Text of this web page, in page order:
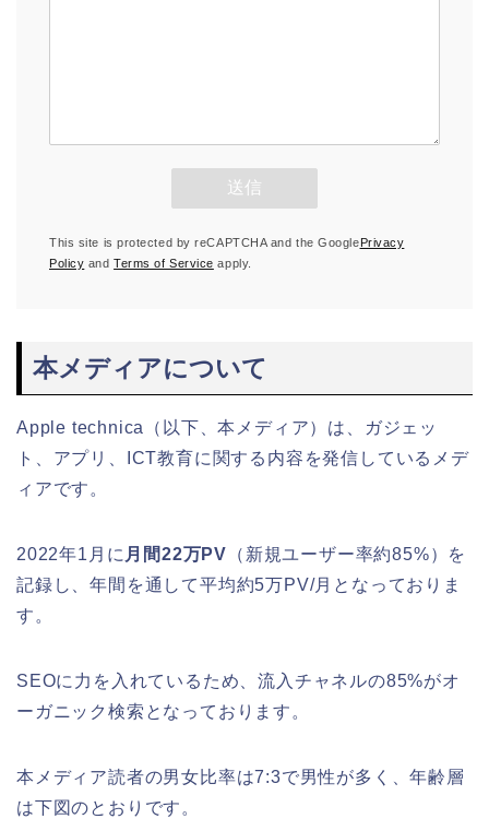
This site is protected by reCAPTCHA and the Google Privacy
Policy andTerms of Service apply.
本メディアについて
Apple technica（以下、本メディア）は、ガジェッ
ト、アプリ、ICT教育に関する内容を発信しているメデ
ィアです。
2022年1月に 月間22万PV （新規ユーザー率約85%）を
記録し、年間を通して平均約5万PV/月となっておりま
す。
SEOに力を入れているため、流入チャネルの85%がオ
ーガニック検索となっております。
本メディア読者の男女比率は7:3で男性が多く、年齢層
は下図のとおりです。